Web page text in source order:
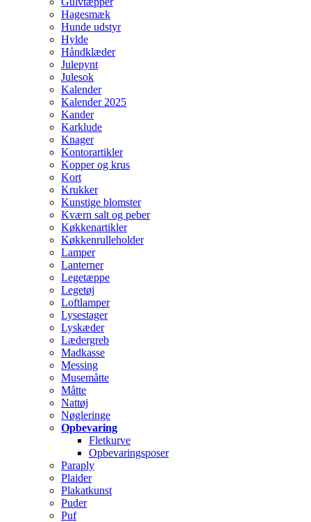
Hagesmæk
Hunde udstyr
Hylde
Håndklæder
Julepynt
Julesok
Kalender
Kalender 2025
Kander
Karklude
Knager
Kontorartikler
Kopper og krus
Kort
Krukker
Kunstige blomster
Kværn salt og peber
Køkkenartikler
Køkkenrulleholder
Lamper
Lanterner
Legetæppe
Legetøj
Loftlamper
Lysestager
Lyskæder
Lædergreb
Madkasse
Messing
Musemåtte
Måtte
Nattøj
Nøgleringe
Opbevaring
Fletkurve
Opbevaringsposer
Paraply
Plaider
Plakatkunst
Puder
Puf